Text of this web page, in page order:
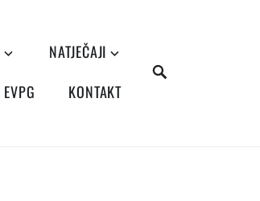
NATJEČAJI
EVPG KONTAKT